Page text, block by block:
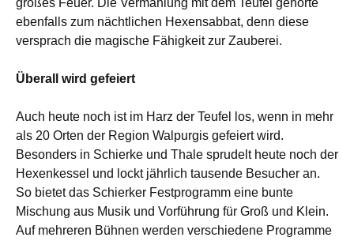
großes Feuer. Die Vermählung mit dem Teufel gehörte
ebenfalls zum nächtlichen Hexensabbat, denn diese
versprach die magische Fähigkeit zur Zauberei.
Überall wird gefeiert
Auch heute noch ist im Harz der Teufel los, wenn in mehr
als 20 Orten der Region Walpurgis gefeiert wird.
Besonders in Schierke und Thale sprudelt heute noch der
Hexenkessel und lockt jährlich tausende Besucher an.
So bietet das Schierker Festprogramm eine bunte
Mischung aus Musik und Vorführung für Groß und Klein.
Auf mehreren Bühnen werden verschiedene Programme